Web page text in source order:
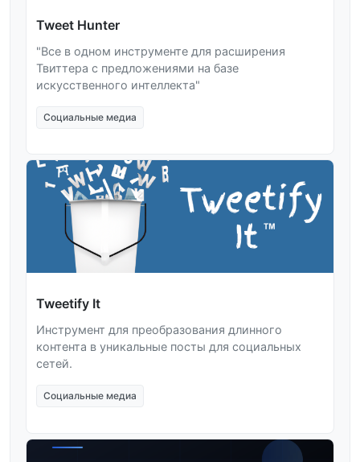
Tweet Hunter
"Все в одном инструменте для расширения
Твиттера с предложениями на базе
искусственного интеллекта"
Социальные медиа
Tweetify It
Инструмент для преобразования длинного
контента в уникальные посты для социальных
сетей.
Социальные медиа